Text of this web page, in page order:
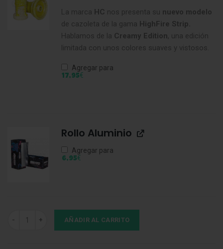
La marca HC nos presenta su nuevo modelo
de cazoleta de la gama HighFire Strip.
Hablamos de la Creamy Edition, una edición
limitada con unos colores suaves y vistosos.
Agregar para
17,95€
Rollo Aluminio
Agregar para
6,95€
Cazoleta HC Strip Troopers Edition cantidad
AÑADIR AL CARRITO